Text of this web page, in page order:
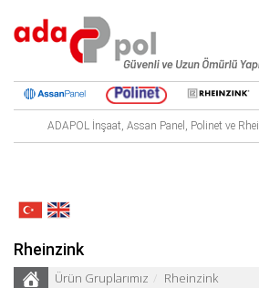
ADAPOL İnşaat, Assan Panel, Polinet ve
Rheinzink
Ürün Gruplarımız Rheinzink